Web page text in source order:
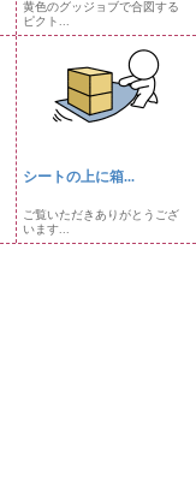
黄色のグッジョブで合図する
ピクト...
シートの上に箱...
ご覧いただきありがとうござ
います...